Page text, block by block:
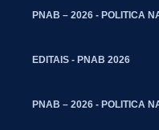
PNAB – 2026 - POLITICA
EDITAIS - PNAB 2026
PNAB – 2026 - POLITICA